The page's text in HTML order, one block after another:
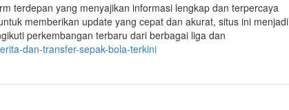
terdepan yang menyajikan informasi lengkap dan terpercaya
memberikan update yang cepat dan akurat, situs ini menjadi
perkembangan terbaru dari berbagai liga dan
dan-transfer-sepak-bola-terkini